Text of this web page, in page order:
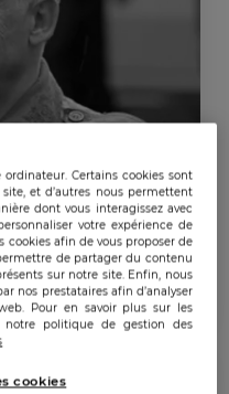
Aymeric
Certains cookies sont
et d’autres nous permettent
dont vous interagissez avec
votre expérience de
cookies afin de vous proposer de
de partager du contenu
sur notre site. Enfin, nous
nos prestataires afin d’analyser
Pour en savoir plus sur les
notre politique de gestion des
cookies